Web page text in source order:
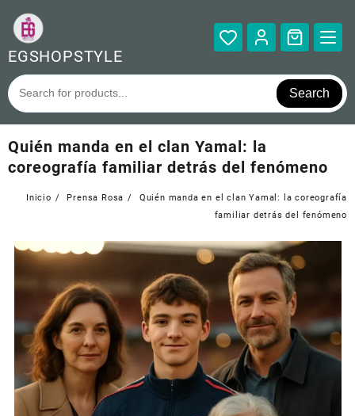
contenido
EGSHOPSTYLE
Search
Quién manda en el clan Yamal: la
coreografía familiar detrás del fenómeno
Inicio Prensa Rosa
Quién manda en el clan Yamal: la coreografía
familiar detrás del fenómeno